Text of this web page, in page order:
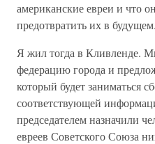
американские евреи и что
предотвратить их в будущем.
Я жил тогда в Кливленде.
федерацию города и
который будет заниматься
соответствующей
председателем назначили
евреев Советского Союза